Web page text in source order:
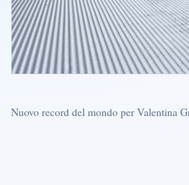
Nuovo record del mondo per Valentina